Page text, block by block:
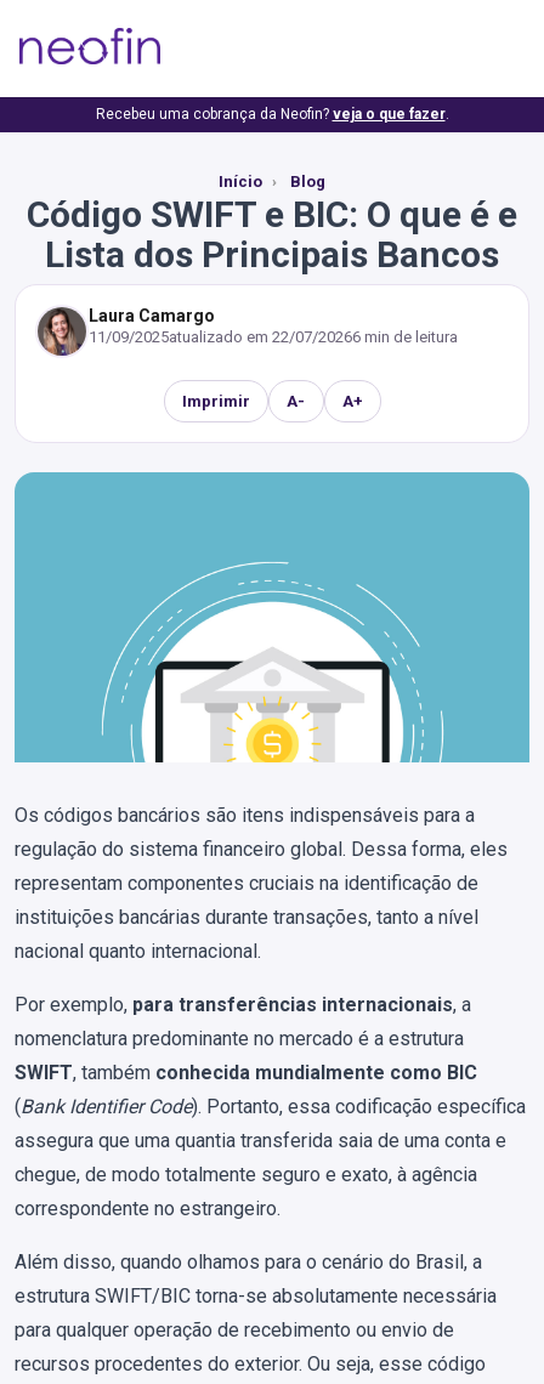
Recebeu uma cobrança da Neofin? veja o que fazer.
Início Blog
Código SWIFT e BIC: O que é e
Lista dos Principais Bancos
Laura Camargo
11/09/2025atualizado em 22/07/20266 min de leitura
Imprimir A- A+
Os códigos bancários são itens indispensáveis para a
regulação do sistema financeiro global. Dessa forma, eles
representam componentes cruciais na identificação de
instituições bancárias durante transações, tanto a nível
nacional quanto internacional.
Por exemplo, para transferências internacionais, a
nomenclatura predominante no mercado é a estrutura
SWIFT, também conhecida mundialmente como BIC
(Bank Identifier Code). Portanto, essa codificação específica
assegura que uma quantia transferida saia de uma conta e
chegue, de modo totalmente seguro e exato, à agência
correspondente no estrangeiro.
Além disso, quando olhamos para o cenário do Brasil, a
estrutura SWIFT/BIC torna-se absolutamente necessária
para qualquer operação de recebimento ou envio de
recursos procedentes do exterior. Ou seja, esse código